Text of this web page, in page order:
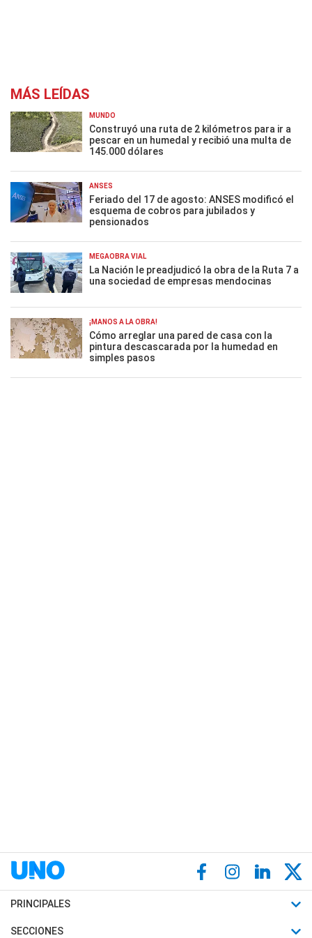
MÁS LEÍDAS
MUNDO
Construyó una ruta de 2 kilómetros para ir a
pescar en un humedal y recibió una multa de
145.000 dólares
ANSES
Feriado del 17 de agosto: ANSES modificó el
esquema de cobros para jubilados y
pensionados
MEGAOBRA VIAL
La Nación le preadjudicó la obra de la Ruta 7 a
una sociedad de empresas mendocinas
¡MANOS A LA OBRA!
Cómo arreglar una pared de casa con la
pintura descascarada por la humedad en
simples pasos
PRINCIPALES
Últimas Noticias
SECCIONES